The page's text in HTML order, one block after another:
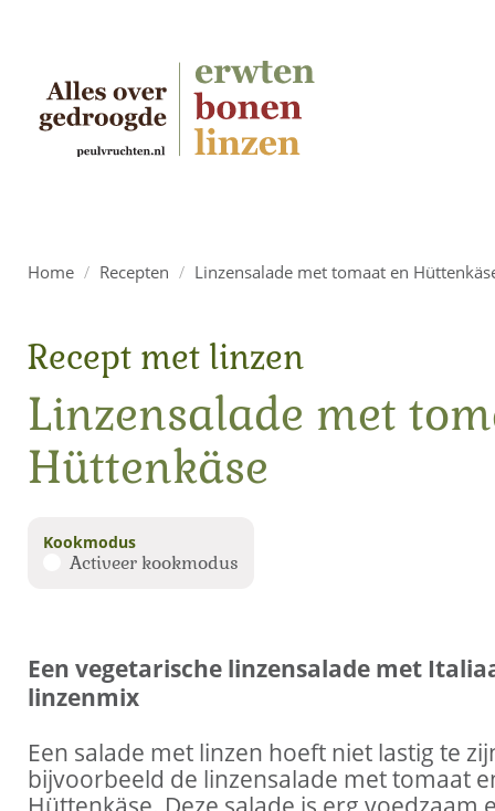
Home / Recepten / Linzensalade met tomaat en
Kookmodus
Activeer kookmodus
Linzensalade met
Hüttenkäse
Recept met linzen
Een vegetarische linzensalade met
linzenmix
Een salade met linzen hoeft niet lastig te
bijvoorbeeld de linzensalade met tomaat